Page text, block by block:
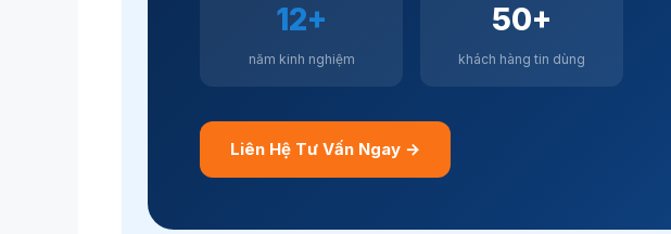
12+
năm kinh nghiệm
50+
khách hàng tin dùng
Liên Hệ Tư Vấn Ngay →